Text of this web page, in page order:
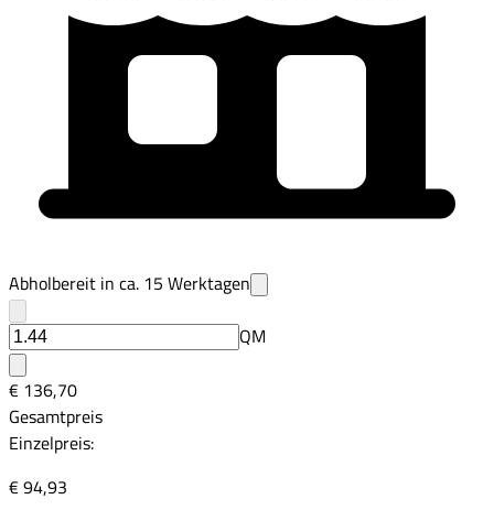
Abholbereit in ca. 15 Werktagen
QM
€ 136,70
Gesamtpreis
Einzelpreis:
€ 94,93